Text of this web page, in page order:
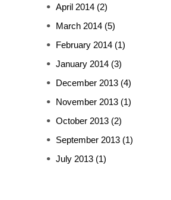
April 2014 (2)
March 2014 (5)
February 2014 (1)
January 2014 (3)
December 2013 (4)
November 2013 (1)
October 2013 (2)
September 2013 (1)
July 2013 (1)